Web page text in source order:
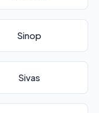
Sinop
Sivas